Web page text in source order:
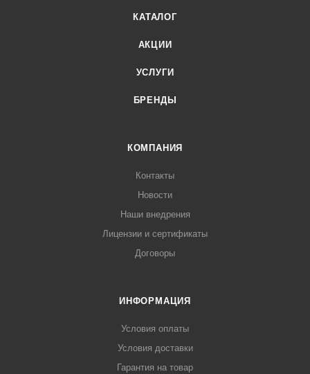
КАТАЛОГ
АКЦИИ
УСЛУГИ
БРЕНДЫ
КОМПАНИЯ
Контакты
Новости
Наши внедрения
Лицензии и сертификаты
Договоры
ИНФОРМАЦИЯ
Условия оплаты
Условия доставки
Гарантия на товар